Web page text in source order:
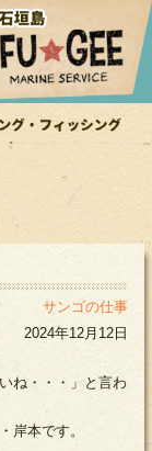
サンゴの仕事
2024年12月12日
ね・・・」と言わ
岸本です。